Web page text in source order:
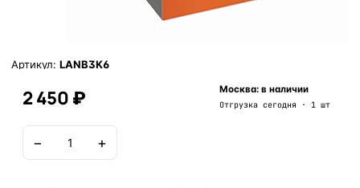
Артикул: LANB3K6
2 450 ₽ Москва: в наличии
Отгрузка сегодня · 1 шт
− +